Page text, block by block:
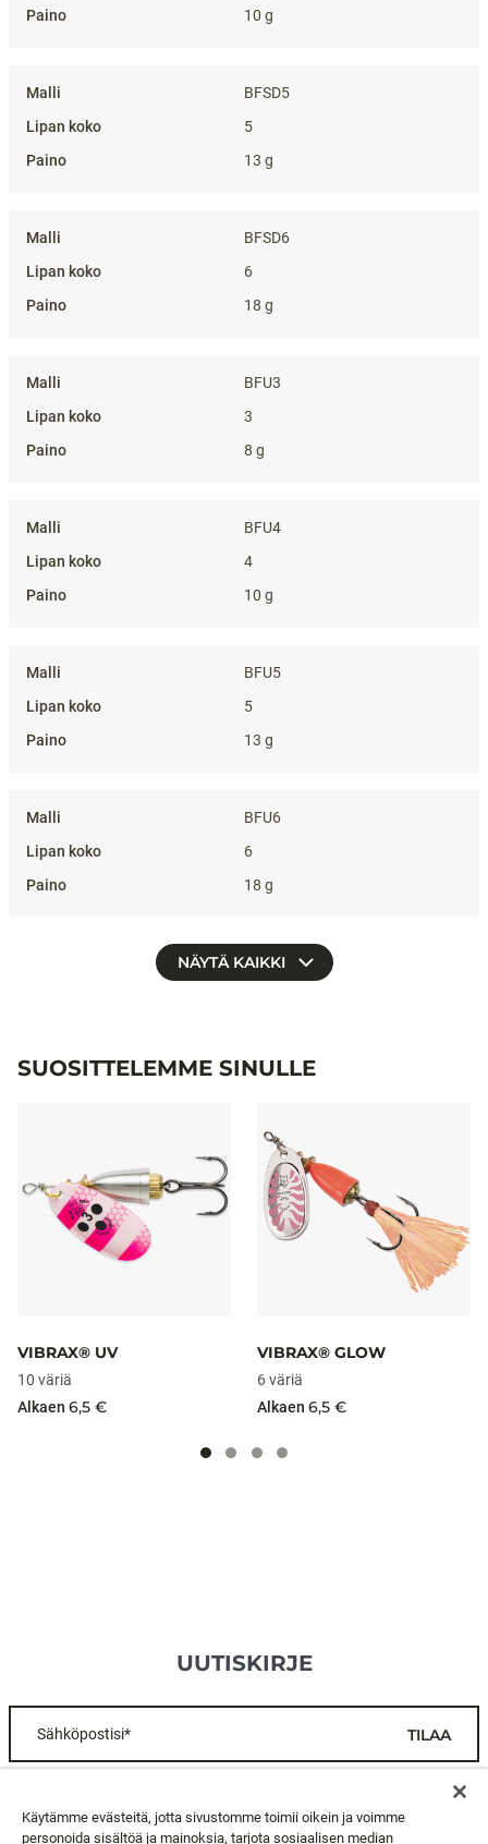
10 g
BFSD5
5
13 g
BFSD6
6
18 g
BFU3
3
8 g
BFU4
4
10 g
BFU5
5
13 g
BFU6
6
18 g
NÄYTÄ KAIKKI
SUOSITTELEMME SINULLE
VIBRAX® UV
10 väriä
Alkaen 6,5 €
VIBRAX® GLOW
6 väriä
Alkaen 6,5 €
UUTISKIRJE
Sähköpostisi* TILAA
ASIAKASPALVELU
Käytämme evästeitä, jotta sivustomme toimii oikein ja voimme
personoida sisältöä ja mainoksia, tarjota sosiaalisen median